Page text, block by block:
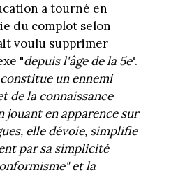
a tourné en
du complot selon
voulu supprimer
"depuis l'âge de la 5e".
un ennemi
de la connaissance
jouant en apparence sur
elle dévoie, simplifie
par sa simplicité
et la